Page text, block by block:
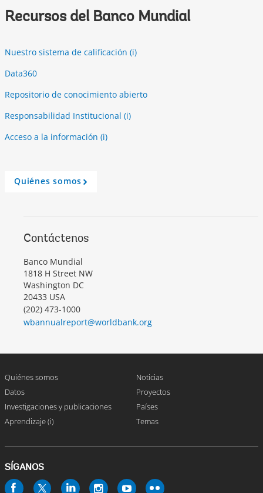
Recursos del Banco Mundial
Nuestro sistema de calificación (i)
Data360
Repositorio de conocimiento abierto
Responsabilidad Institucional (i)
Acceso a la información (i)
Quiénes somos
A
Contáctenos
Banco Mundial
1818 H Street NW
Washington DC
20433 USA
(202) 473-1000
wbannualreport@worldbank.org
Quiénes somos
Datos
Investigaciones y publicaciones
Aprendizaje (i)
Noticias
Proyectos
Países
Temas
SÍGANOS